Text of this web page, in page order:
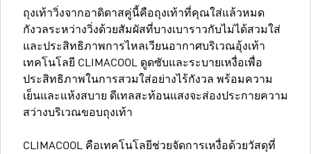
ถุงเท้าวิ่งจากอาดิดาสคู่นี้คือถุงเท้าที่คุณใส่แล้วหมด
กังวลระหว่างวิ่งด้วยสัมผัสที่บางเบาราวกับไม่ได้สวมใส่
และประสิทธิภาพการไหลเวียนอากาศบริเวณอุ้งเท้า
เทคโนโลยี CLIMACOOL ดูดซับและระบายเหงื่อเพื่อ
ประสิทธิภาพในการสวมใส่อย่างไร้กังวล พร้อมความ
เย็นและแห้งสบาย ดีเทลสะท้อนแสงจะส่องประกายความ
สว่างบริเวณขอบถุงเท้า
CLIMACOOL คือเทคโนโลยีช่วยจัดการเหงื่อด้วยวัสดุที่